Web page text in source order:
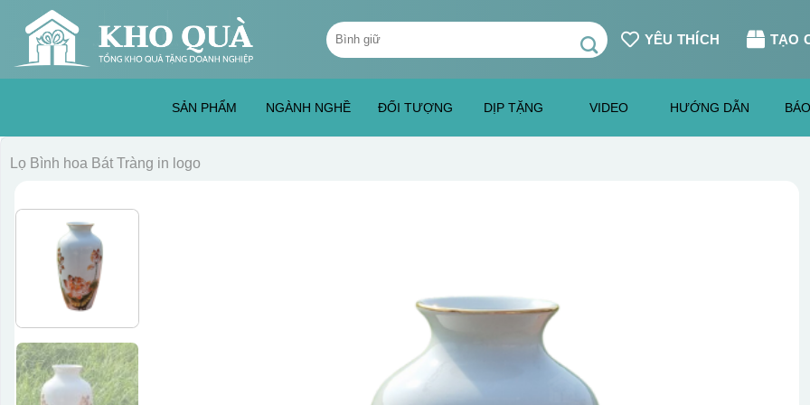
content
Tìm
kiếm:
YÊU THÍCH TẠO
SẢN PHẨM NGÀNH NGHỀ ĐỐI TƯỢNG DỊP TẶNG VIDEO HƯỚNG DẪN
Lọ Bình hoa Bát Tràng in logo